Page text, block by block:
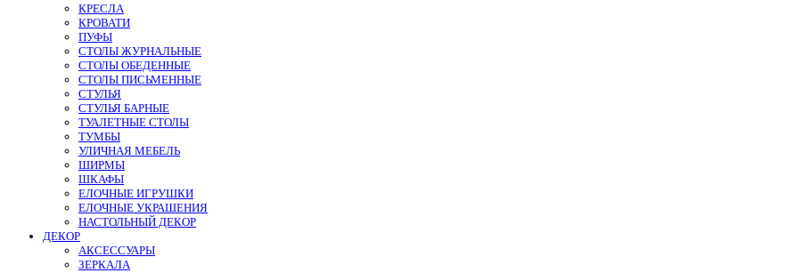
КРЕСЛА
КРОВАТИ
ПУФЫ
СТОЛЫ ЖУРНАЛЬНЫЕ
СТОЛЫ ОБЕДЕННЫЕ
СТОЛЫ ПИСЬМЕННЫЕ
СТУЛЬЯ
СТУЛЬЯ БАРНЫЕ
ТУАЛЕТНЫЕ СТОЛЫ
ТУМБЫ
УЛИЧНАЯ МЕБЕЛЬ
ШИРМЫ
ШКАФЫ
ЕЛОЧНЫЕ ИГРУШКИ
ЕЛОЧНЫЕ УКРАШЕНИЯ
НАСТОЛЬНЫЙ ДЕКОР
ДЕКОР
АКСЕССУАРЫ
ЗЕРКАЛА